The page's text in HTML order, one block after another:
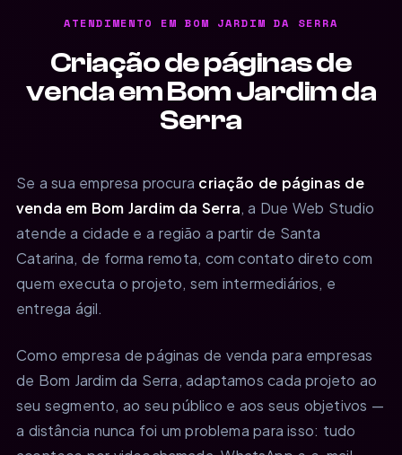
ATENDIMENTO EM BOM JARDIM DA SERRA
Criação de páginas de
venda em Bom Jardim da
Serra
Se a sua empresa procura criação de páginas de
venda em Bom Jardim da Serra, a Due Web Studio
atende a cidade e a região a partir de Santa
Catarina, de forma remota, com contato direto com
quem executa o projeto, sem intermediários, e
entrega ágil.
Como empresa de páginas de venda para empresas
de Bom Jardim da Serra, adaptamos cada projeto ao
seu segmento, ao seu público e aos seus objetivos —
a distância nunca foi um problema para isso: tudo